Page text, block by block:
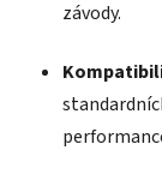
závody.